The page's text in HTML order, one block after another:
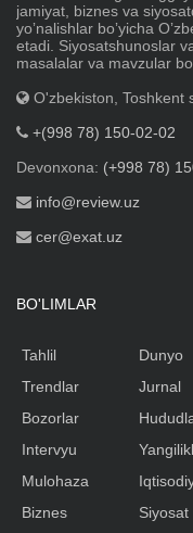
jamiyat, biznes va
yoʼnalishlar boʼyicha
etadi. Siyosatshunoslar
masalalar va mavzular
O'zbekiston, Toshkent
+(998 78) 150-02-02
Devonxona: (+998 78)
info@review.uz
cer@exat.uz
BO'LIMLAR
Tahlil
Trendlar
Bozorlar
Intervyu
Mulohaza
Biznes
Dunyo
Jurnal
Siyosat